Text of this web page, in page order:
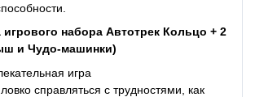
игрового набора Автотрек Кольцо + 2
и Чудо-машинки)
игра
справляться с трудностями, как